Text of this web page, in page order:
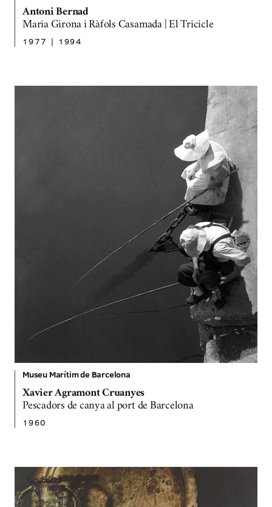
Antoni Bernad
Maria Girona i Ràfols Casamada | El Tricicle
1977 | 1994
Museu Marítim de Barcelona
Xavier Agramont Cruanyes
Pescadors de canya al port de Barcelona
1960